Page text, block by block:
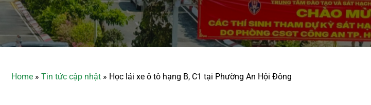
Home » Tin tức cập nhật » Học lái xe ô tô hạng B, C1 tại Phường An Hội Đông